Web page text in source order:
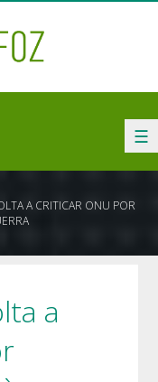
☰
A CRITICAR ONU POR
a